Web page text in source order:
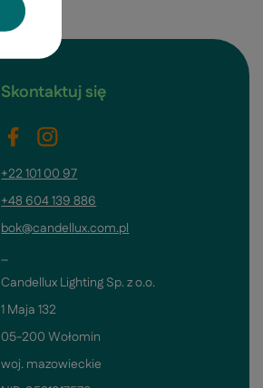
Skontaktuj się
+22 101 00 97
+48 604 139 886
bok@candellux.com.pl
_
Candellux Lighting Sp. z o.o.
1 Maja 132
05-200 Wołomin
woj. mazowieckie